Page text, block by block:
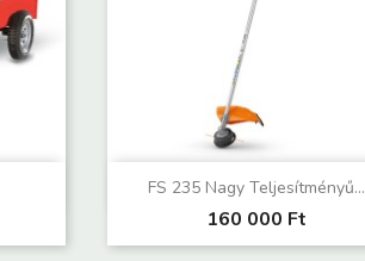
FS 235 Nagy Teljesítményű...
160 000 Ft
Előnézet